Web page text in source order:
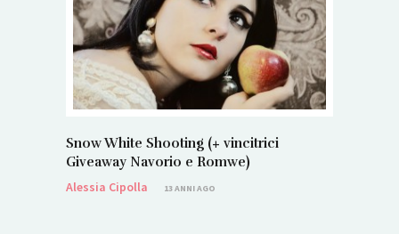
Snow White Shooting (+ vincitrici
Giveaway Navorio e Romwe)
Alessia Cipolla
13 ANNI AGO